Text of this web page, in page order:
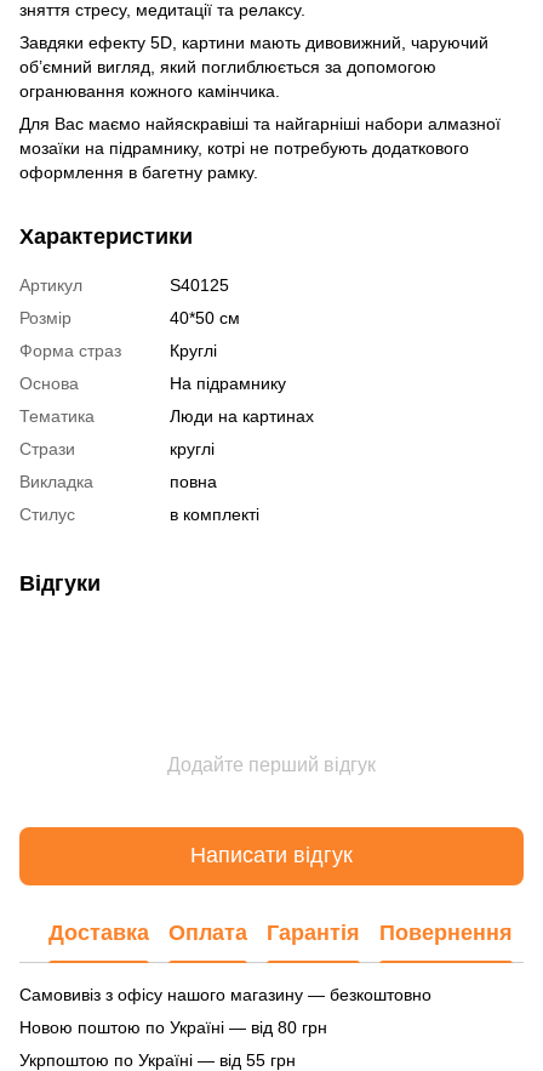
зняття стресу, медитації та релаксу.
Завдяки ефекту 5D, картини мають дивовижний, чаруючий
об’ємний вигляд, який поглиблюється за допомогою
огранювання кожного камінчика.
Для Вас маємо найяскравіші та найгарніші набори алмазної
мозаїки на підрамнику, котрі не потребують додаткового
оформлення в багетну рамку.
Характеристики
Артикул
S40125
Розмір
40*50 см
Форма страз
Круглі
Основа
На підрамнику
Тематика
Люди на картинах
Стрази
круглі
Викладка
повна
Стилус
в комплекті
Відгуки
Додайте перший відгук
Написати відгук
Доставка Оплата Гарантія Повернення
Самовивіз з офісу нашого магазину — безкоштовно
Новою поштою по Україні — від 80 грн
Укрпоштою по Україні — від 55 грн